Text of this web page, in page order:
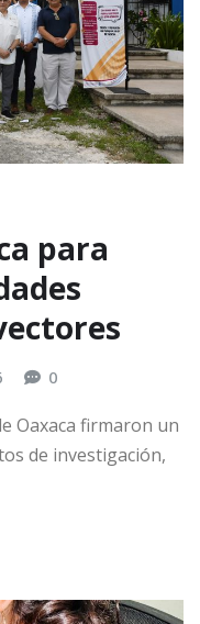
para
0
Oaxaca firmaron un
de investigación,